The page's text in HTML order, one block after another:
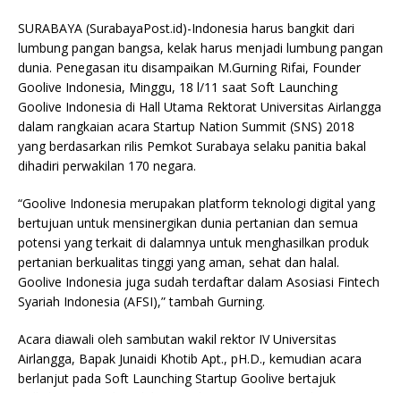
SURABAYA (SurabayaPost.id)-Indonesia harus bangkit dari
lumbung pangan bangsa, kelak harus menjadi lumbung pangan
dunia. Penegasan itu disampaikan M.Gurning Rifai, Founder
Goolive Indonesia, Minggu, 18 l/11 saat Soft Launching
Goolive Indonesia di Hall Utama Rektorat Universitas Airlangga
dalam rangkaian acara Startup Nation Summit (SNS) 2018
yang berdasarkan rilis Pemkot Surabaya selaku panitia bakal
dihadiri perwakilan 170 negara.
“Goolive Indonesia merupakan platform teknologi digital yang
bertujuan untuk mensinergikan dunia pertanian dan semua
potensi yang terkait di dalamnya untuk menghasilkan produk
pertanian berkualitas tinggi yang aman, sehat dan halal.
Goolive Indonesia juga sudah terdaftar dalam Asosiasi Fintech
Syariah Indonesia (AFSI),” tambah Gurning.
Acara diawali oleh sambutan wakil rektor IV Universitas
Airlangga, Bapak Junaidi Khotib Apt., pH.D., kemudian acara
berlanjut pada Soft Launching Startup Goolive bertajuk